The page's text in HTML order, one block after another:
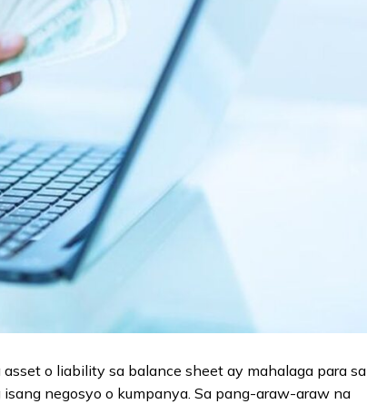
o liability sa balance sheet ay mahalaga para sa
negosyo o kumpanya. Sa pang-araw-araw na